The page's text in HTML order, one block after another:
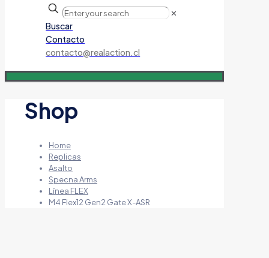
✕
Buscar
Contacto
contacto@realaction.cl
Shop
Home
Replicas
Asalto
Specna Arms
Línea FLEX
M4 Flex12 Gen2 Gate X-ASR